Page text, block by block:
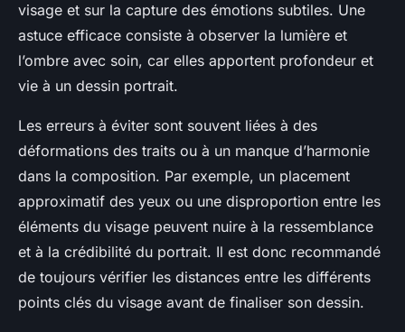
visage et sur la capture des émotions subtiles. Une
astuce efficace consiste à observer la lumière et
l’ombre avec soin, car elles apportent profondeur et
vie à un dessin portrait.
Les erreurs à éviter sont souvent liées à des
déformations des traits ou à un manque d’harmonie
dans la composition. Par exemple, un placement
approximatif des yeux ou une disproportion entre les
éléments du visage peuvent nuire à la ressemblance
et à la crédibilité du portrait. Il est donc recommandé
de toujours vérifier les distances entre les différents
points clés du visage avant de finaliser son dessin.